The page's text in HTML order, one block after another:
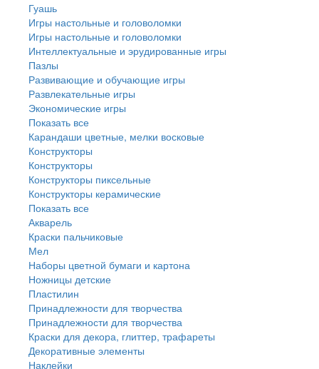
Гуашь
Игры настольные и головоломки
Игры настольные и головоломки
Интеллектуальные и эрудированные игры
Пазлы
Развивающие и обучающие игры
Развлекательные игры
Экономические игры
Показать все
Карандаши цветные, мелки восковые
Конструкторы
Конструкторы
Конструкторы пиксельные
Конструкторы керамические
Показать все
Акварель
Краски пальчиковые
Мел
Наборы цветной бумаги и картона
Ножницы детские
Пластилин
Принадлежности для творчества
Принадлежности для творчества
Краски для декора, глиттер, трафареты
Декоративные элементы
Наклейки